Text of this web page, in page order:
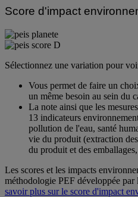
Score d'impact
Sélectionnez une variation pour
Vous permet de faire un
un même besoin au sein du
La note ainsi que les
13 indicateurs
pollution de l'eau, santé
vie du produit (extraction
du produit et des
Les scores et les impacts
méthodologie PEF développée par
savoir plus sur le score d'impact